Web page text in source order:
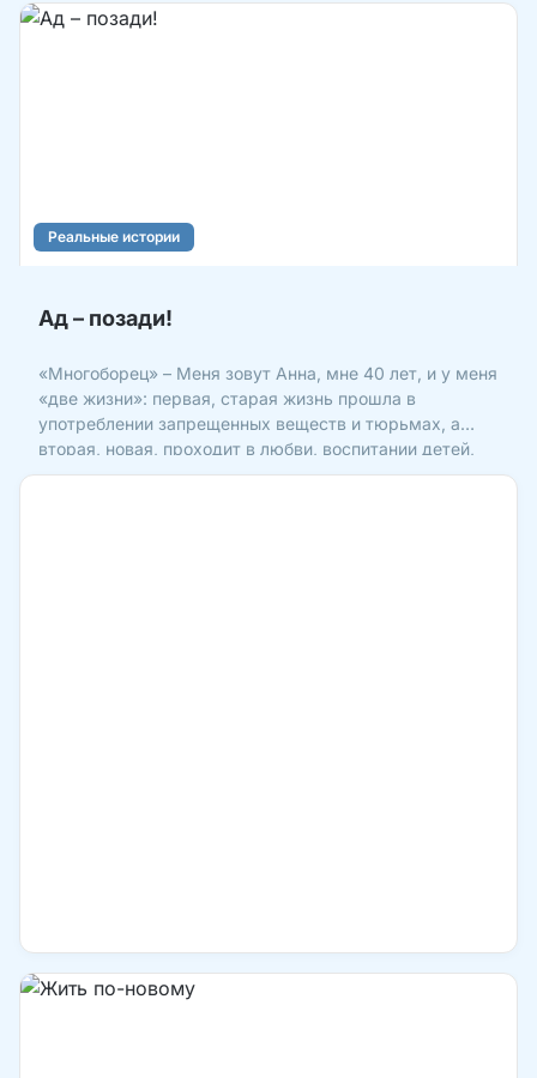
Реальные истории
Ад – позади!
«Многоборец» – Меня зовут Анна, мне 40 лет, и у меня
«две жизни»: первая, старая жизнь прошла в
употреблении запрещенных веществ и тюрьмах, а
вторая, новая, проходит в любви, воспитании детей,
помощи людям, радости, общении с Богом. Как так